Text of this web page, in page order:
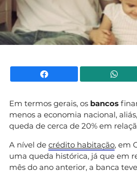
Facebook
Em termos gerais, os bancos
menos a economia nacional,
queda de cerca de 20% em
A nível de crédito habitação, em
uma queda histórica, já que em
mês do ano anterior, a banca